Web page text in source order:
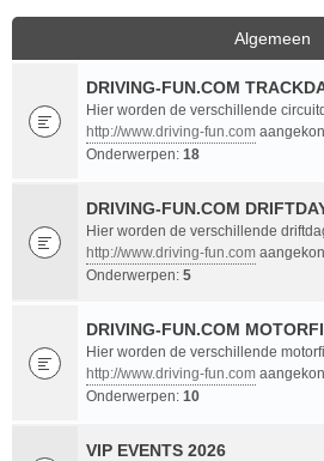
Algemeen
DRIVING-FUN.COM
Hier worden de verschillende
http://www.driving-fun.com
Onderwerpen: 18
DRIVING-FUN.COM
Hier worden de verschillende
http://www.driving-fun.com
Onderwerpen: 5
DRIVING-FUN.COM
Hier worden de verschillende
http://www.driving-fun.com
Onderwerpen: 10
VIP EVENTS 2026